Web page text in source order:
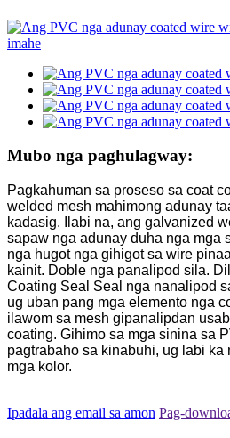
Mubo nga paghulagway:
Pagkahuman sa proseso sa coat
welded mesh mahimong adunay
kadasig. Ilabi na, ang galvanized
sapaw nga adunay duha nga mga
nga hugot nga gihigot sa wire
kainit. Doble nga panalipod sila.
Coating Seal Seal nga nanalipod
ug uban pang mga elemento nga
ilawom sa mesh gipanalipdan
coating. Gihimo sa mga sinina sa
pagtrabaho sa kinabuhi, ug labi ka
mga kolor.
Ipadala ang email sa amon Pag-